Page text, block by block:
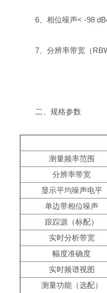
6、相位噪声< -98
7、分辨率带宽（
二、规格参数
测量频率范围
分辨率带宽
显示平均噪声电平
单边带相位噪声
跟踪源（标配）
实时分析带宽
幅度准确度
实时频谱视图
测量功能（选配）